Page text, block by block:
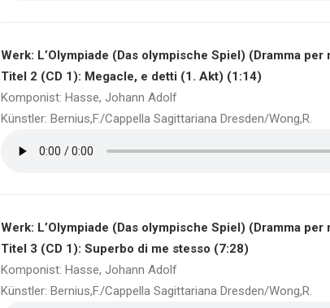
Werk: L’Olympiade (Das olympische Spiel) (Dramma
Titel 2 (CD 1): Megacle, e detti (1. Akt) (1:14)
Komponist: Hasse, Johann Adolf
Künstler: Bernius,F./Cappella Sagittariana Dresden/Wong,R.
Werk: L’Olympiade (Das olympische Spiel) (Dramma
Titel 3 (CD 1): Superbo di me stesso (7:28)
Komponist: Hasse, Johann Adolf
Künstler: Bernius,F./Cappella Sagittariana Dresden/Wong,R.